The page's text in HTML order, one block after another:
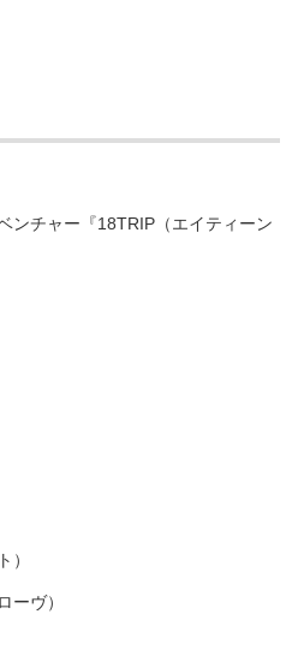
ンチャー『18TRIP（エイティーン
）
ーヴ）